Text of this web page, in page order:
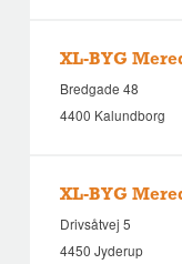
XL-BYG
Bredgade 48
4400 Kalundborg
XL-BYG
Drivsåtvej 5
4450 Jyderup